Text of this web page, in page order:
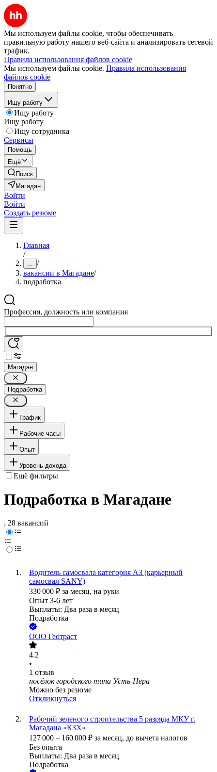
Мы используем файлы cookie, чтобы обеспечивать
правильную работу нашего веб-сайта и анализировать сетевой
трафик.
Правила использования файлов cookie
Мы используем файлы cookie. Правила использования
файлов cookie
Понятно
Ищу работу
Ищу работу
Ищу работу
Ищу сотрудника
Сервисы
Помощь
Ещё
Поиск
Магадан
Войти
Войти
Создать резюме
Главная
/
... /
вакансии в Магадане/
подработка
Профессия, должность или компания
Магадан
Подработка
График
Рабочие часы
Опыт
Уровень дохода
Ещё фильтры
Подработка в Магадане
, 28 вакансий
Водитель самосвала категория А3 (карьерный
самосвал SANY)
330 000 ₽ за месяц, на руки
Опыт 3-6 лет
Выплаты: Два раза в месяц
Подработка
ООО Геотраст
4.2
•
1 отзыв
посёлок городского типа Усть-Нера
Можно без резюме
Откликнуться
Рабочий зеленого строительства 5 разряда МКУ г.
Магадана «КЗХ»
127 000 – 160 000 ₽ за месяц, до вычета налогов
Без опыта
Выплаты: Два раза в месяц
Подработка